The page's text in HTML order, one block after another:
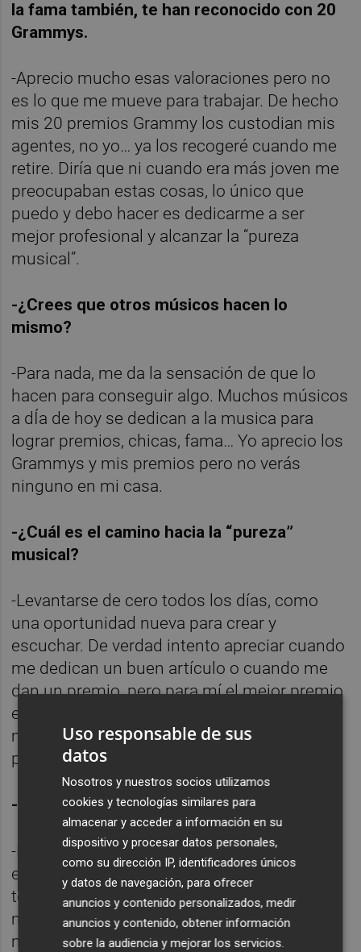
la fama también, te han reconocido con 20
Grammys.
-Aprecio mucho esas valoraciones pero no
es lo que me mueve para trabajar. De hecho
mis 20 premios Grammy los custodian mis
agentes, no yo… ya los recogeré cuando me
retire. Diría que ni cuando era más joven me
preocupaban estas cosas, lo único que
puedo y debo hacer es dedicarme a ser
mejor profesional y alcanzar la “pureza
musical”.
-¿Crees que otros músicos hacen lo
mismo?
-Para nada, me da la sensación de que lo
hacen para conseguir algo. Muchos músicos
a dÍa de hoy se dedican a la musica para
lograr premios, chicas, fama… Yo aprecio los
Grammys y mis premios pero no verás
ninguno en mi casa.
-¿Cuál es el camino hacia la “pureza”
musical?
-Levantarse de cero todos los días, como
una oportunidad nueva para crear y
escuchar. De verdad intento apreciar cuando
me dedican un buen artículo o cuando me
dan un premio, pero para mí el mejor premio
es ver que he mejorado yo mismo como
músico, ver mi entendimiento y mis
progresos.
-¿Y qué hay de lossoldouts?
-Mis fans son parte de ello, forman parte de
este concepto abstracto del éxito. Cabe
tener en cuenta que según que parte del
mundo y según que época vivamos mi
música se va a recibir de una manera o de
Uso responsable de sus
datos
Nosotros y nuestros socios utilizamos
cookies y tecnologías similares para
almacenar y acceder a información en su
dispositivo y procesar datos personales,
como su dirección IP, identificadores únicos
y datos de navegación, para ofrecer
anuncios y contenido personalizados, medir
anuncios y contenido, obtener información
sobre la audiencia y mejorar los servicios.